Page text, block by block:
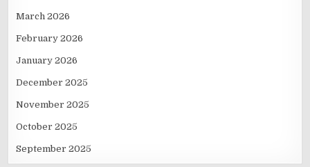
March 2026
February 2026
January 2026
December 2025
November 2025
October 2025
September 2025